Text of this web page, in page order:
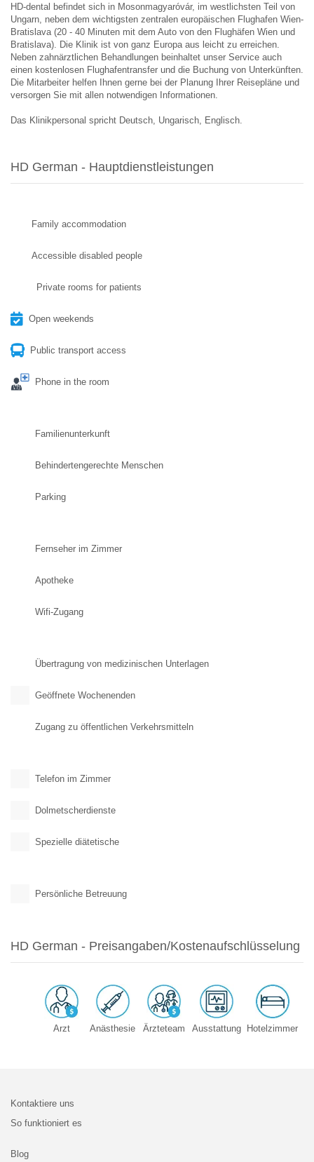
HD-dental befindet sich in Mosonmagyaróvár, im westlichsten Teil von
Ungarn, neben dem wichtigsten zentralen europäischen Flughafen Wien-
Bratislava (20 - 40 Minuten mit dem Auto von den Flughäfen Wien und
Bratislava). Die Klinik ist von ganz Europa aus leicht zu erreichen.
Neben zahnärztlichen Behandlungen beinhaltet unser Service auch
einen kostenlosen Flughafentransfer und die Buchung von Unterkünften.
Die Mitarbeiter helfen Ihnen gerne bei der Planung Ihrer Reisepläne und
versorgen Sie mit allen notwendigen Informationen.
Das Klinikpersonal spricht Deutsch, Ungarisch, Englisch.
HD German - Hauptdienstleistungen
Family accommodation
Accessible disabled people
Private rooms for patients
Open weekends
Public transport access
Phone in the room
Familienunterkunft
Behindertengerechte Menschen
Parking
Fernseher im Zimmer
Apotheke
Wifi-Zugang
Übertragung von medizinischen Unterlagen
Geöffnete Wochenenden
Zugang zu öffentlichen Verkehrsmitteln
Telefon im Zimmer
Dolmetscherdienste
Spezielle diätetische
Persönliche Betreuung
HD German - Preisangaben/Kostenaufschlüsselung
Arzt Anästhesie Ärzteteam Ausstattung Hotelzimmer
Kontaktiere uns
So funktioniert es
Blog